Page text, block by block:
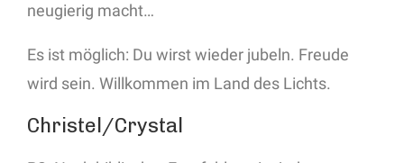
neugierig macht…
Es ist möglich: Du wirst wieder jubeln. Freude
wird sein. Willkommen im Land des Lichts.
Christel/Crystal